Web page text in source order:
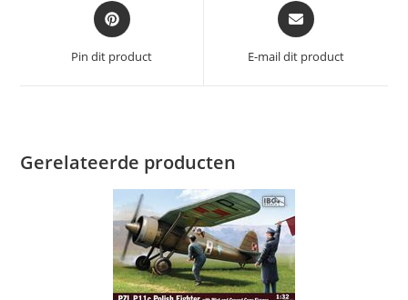
Opent
in
een
nieuw
Pin dit product
Opent
in
een
nieuw
E-mail dit product
Gerelateerde producten